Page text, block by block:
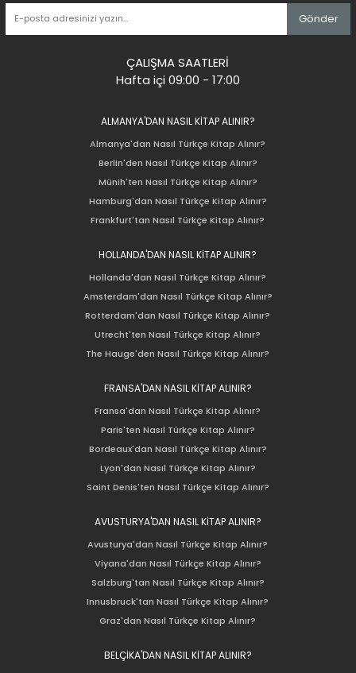
Gönder
ÇALIŞMA SAATLERİ
Hafta içi 09:00 - 17:00
ALMANYA'DAN NASIL KİTAP ALINIR?
Almanya'dan Nasıl Türkçe Kitap Alınır?
Berlin'den Nasıl Türkçe Kitap Alınır?
Münih'ten Nasıl Türkçe Kitap Alınır?
Hamburg'dan Nasıl Türkçe Kitap Alınır?
Frankfurt'tan Nasıl Türkçe Kitap Alınır?
HOLLANDA'DAN NASIL KİTAP ALINIR?
Hollanda'dan Nasıl Türkçe Kitap Alınır?
Amsterdam'dan Nasıl Türkçe Kitap Alınır?
Rotterdam'dan Nasıl Türkçe Kitap Alınır?
Utrecht'ten Nasıl Türkçe Kitap Alınır?
The Hauge'den Nasıl Türkçe Kitap Alınır?
FRANSA'DAN NASIL KİTAP ALINIR?
Fransa'dan Nasıl Türkçe Kitap Alınır?
Paris'ten Nasıl Türkçe Kitap Alınır?
Bordeaux'dan Nasıl Türkçe Kitap Alınır?
Lyon'dan Nasıl Türkçe Kitap Alınır?
Saint Denis'ten Nasıl Türkçe Kitap Alınır?
AVUSTURYA'DAN NASIL KİTAP ALINIR?
Avusturya'dan Nasıl Türkçe Kitap Alınır?
Viyana'dan Nasıl Türkçe Kitap Alınır?
Salzburg'tan Nasıl Türkçe Kitap Alınır?
Innusbruck'tan Nasıl Türkçe Kitap Alınır?
Graz'dan Nasıl Türkçe Kitap Alınır?
BELÇİKA'DAN NASIL KİTAP ALINIR?